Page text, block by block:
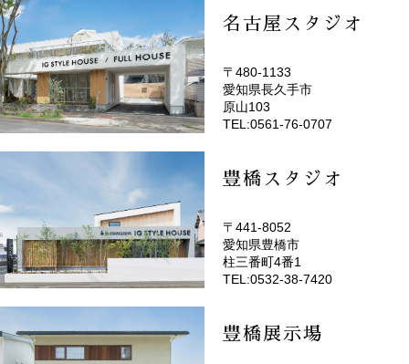
名古屋スタジオ
(EMOTOP名古屋)
〒480-1133
愛知県長久手市
原山103
TEL:0561-76-0707
豊橋スタジオ
(EMOTOP豊橋)
〒441-8052
愛知県豊橋市
柱三番町4番1
TEL:0532-38-7420
豊橋展示場